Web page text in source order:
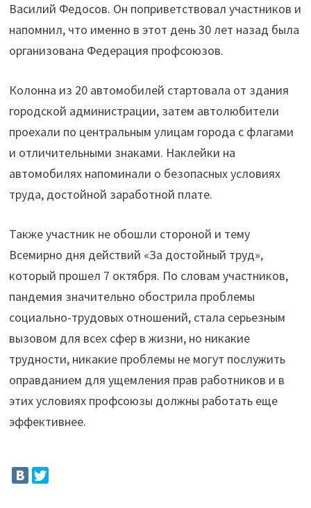
Василий Федосов. Он поприветствовал участников и
напомнил, что именно в этот день 30 лет назад была
организована Федерация профсоюзов.
Колонна из 20 автомобилей стартовала от здания
городской администрации, затем автолюбители
проехали по центральным улицам города с флагами
и отличительными знаками. Наклейки на
автомобилях напоминали о безопасных условиях
труда, достойной заработной плате.
Также участник не обошли стороной и тему
Всемирно дня действий «За достойный труд»,
который прошел 7 октября. По словам участников,
пандемия значительно обострила проблемы
социально-трудовых отношений, стала серьезным
вызовом для всех сфер в жизни, но никакие
трудности, никакие проблемы не могут послужить
оправданием для ущемления прав работников и в
этих условиях профсоюзы должны работать еще
эффективнее.